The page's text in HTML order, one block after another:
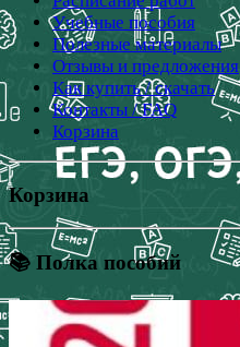
Учебные пособия
Полезные материалы
Отзывы и предложения
Как купить / скачать
Контакты / FAQ
Корзина
Корзина
📚 Полка пособий